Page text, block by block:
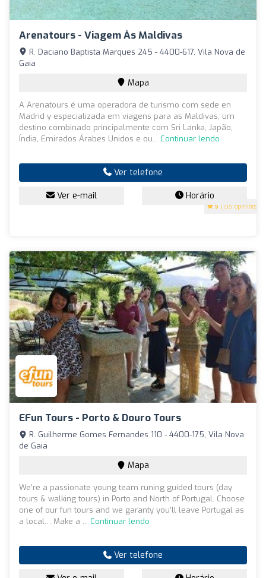
Arenatours - Viagem Às Maldivas
5 (135 opiniões)
R. Daciano Baptista Marques 245 - 4400-617, Vila Nova de
Gaia
Mapa
A Arenatours é uma operadora de turismo com sede en
Madrid y especializada em viagens para as Maldivas, um
destino combinado principalmente com Sri Lanka, Japão,
Índia, Emirados Árabes Unidos e ou... Continuar lendo
Ver telefone
Ver e-mail Horário
EFun Tours - Porto & Douro Tours
R. Guilherme Gomes Fernandes 110 - 4400-175, Vila Nova
de Gaia
Mapa
We’re a passionate young team runing guided tours (day
tours & walking tours) in Porto and North of Portugal. Choose
one of our fun tours and we garanty you’ll leave Portugal as
a local… Make a ... Continuar lendo
Ver telefone